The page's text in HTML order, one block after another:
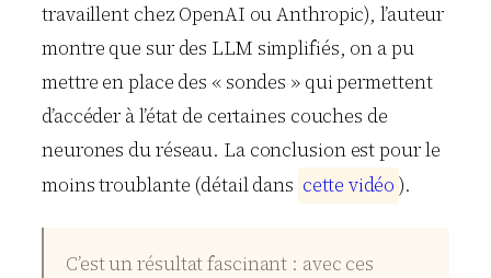
travaillent chez OpenAI ou Anthropic), l’auteur
montre que sur des LLM simplifiés, on a pu
mettre en place des « sondes » qui permettent
d’accéder à l’état de certaines couches de
neurones du réseau. La conclusion est pour le
moins troublante (détail dans cette vidéo ).
C’est un résultat fascinant : avec ces